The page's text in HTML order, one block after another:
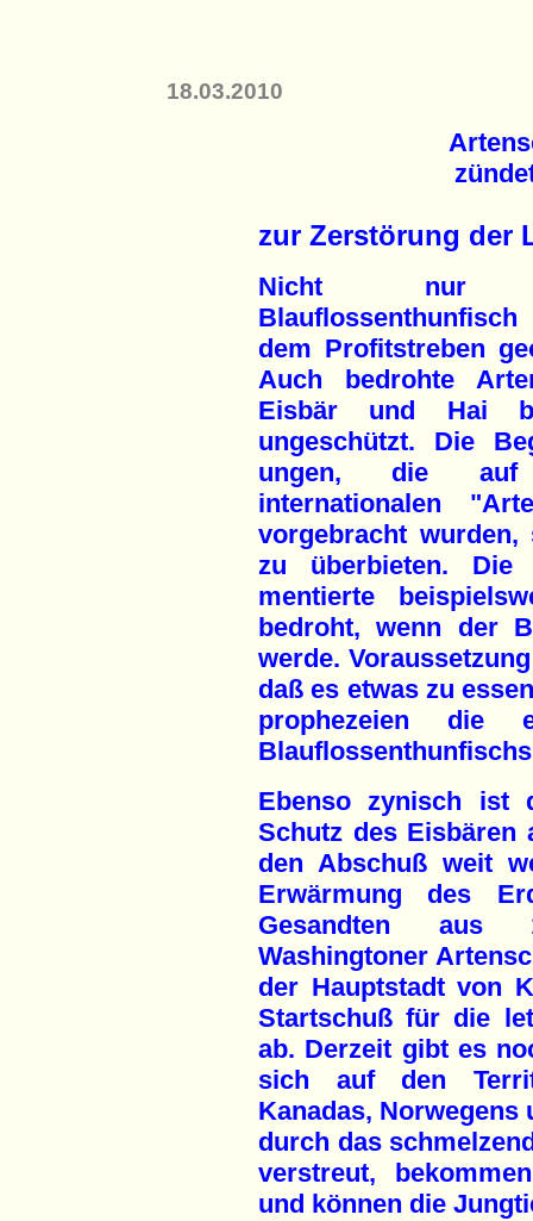
18.03.2010
zur Zerstörung der
Nicht nur
dem Profitstreben
Auch bedrohte
Eisbär und Hai
ungeschützt. Die
ungen, die
internationalen
vorgebracht
zu überbieten. Die
mentierte
bedroht, wenn der
werde.
daß es etwas zu
prophezeien die
Ebenso zynisch ist
Schutz des Eisbären
den Abschuß weit
Erwärmung des
Gesandten aus
Washingtoner
der Hauptstadt von
Startschuß für die
ab. Derzeit gibt es
sich auf den
Kanadas, Norwegens
durch das
verstreut,
und können die